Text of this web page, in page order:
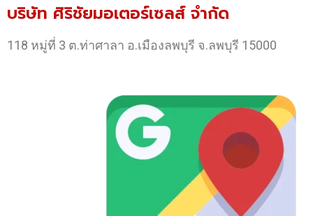
บริษัท ศิริชัยมอเตอร์เซลส์ จำกัด
118 หมู่ที่ 3 ต.ท่าศาลา อ.เมืองลพบุรี จ.ลพบุรี 15000